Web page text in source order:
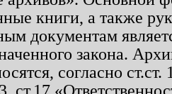
книги, а также
документам
закона.
согласно
ст.17